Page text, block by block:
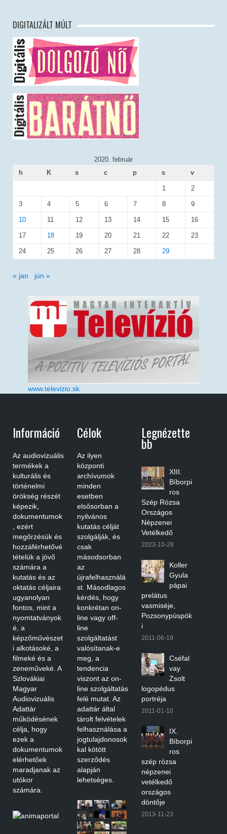
DIGITALIZÁLT MÚLT
2020. február
h
K s c p s v
1 2
3 4 5 6 7 8 9
10 11 12 13 14 15 16
17 18 19 20 21 22 23
24 25 26 27 28 29
« jan jún »
www.televizio.sk
Információ
Az audiovizuális
termékek a
kulturális és
történelmi
örökség részét
képezik,
dokumentumok
, ezért
megőrzésük és
hozzáférhetővé
tételük a jövő
számára a
kutatás és az
oktatás céljaira
ugyanolyan
fontos, mint a
nyomtatványok
é, a
képzőművészet
i alkotásoké, a
filmeké és a
zeneműveké. A
Szlovákiai
Magyar
Audiovizuális
Adattár
működésének
célja, hogy
ezek a
dokumentumok
elérhetőek
maradjanak az
utókor
számára.
Célok
Az ilyen
központi
archívumok
minden
esetben
elsősorban a
nyilvános
kutatás célját
szolgálják, és
csak
másodsorban
az
újrafelhasználá
st. Másodlagos
kérdés, hogy
konkrétan on-
line vagy off-
line
szolgáltatást
valósítanak-e
meg, a
tendencia
viszont az on-
line szolgáltatás
felé mutat. Az
adattár által
tárolt felvételek
felhasználása a
jogtulajdonosok
kal kötött
szerződés
alapján
lehetséges.
Legnézette
Bb
XIII.
Bíborpi
ros
Szép Rózsa
Országos
Népzenei
Vetélkedő
2023-10-28
Koller
Gyula
pápai
prelátus
vasmiséje,
Pozsonypüspök
i
2011-06-19
Cséfal
vay
Zsolt
logopédus
portréja
2011-01-10
IX.
Bíborpi
ros
szép rózsa
népzenei
vetélkedő
országos
döntője
2013-11-23